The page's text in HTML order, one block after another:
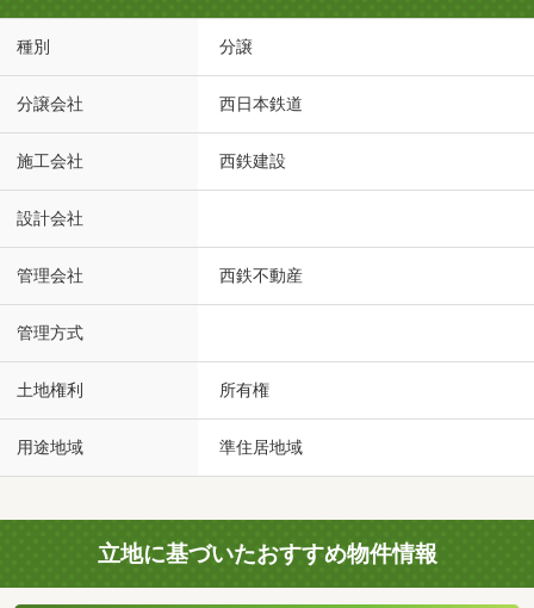
種別 分譲
分譲会社 西日本鉄道
施工会社 西鉄建設
設計会社
管理会社 西鉄不動産
管理方式
土地権利 所有権
用途地域 準住居地域
立地に基づいたおすすめ物件情報